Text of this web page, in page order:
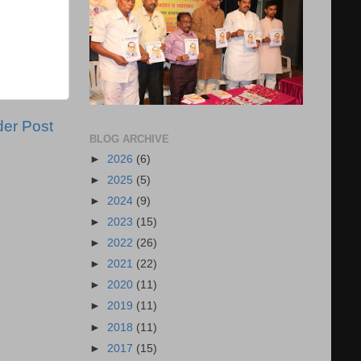
Post
BLOG ARCHIVE
► 2026 (6)
► 2025 (5)
► 2024 (9)
► 2023 (15)
► 2022 (26)
► 2021 (22)
► 2020 (11)
► 2019 (11)
► 2018 (11)
► 2017 (15)